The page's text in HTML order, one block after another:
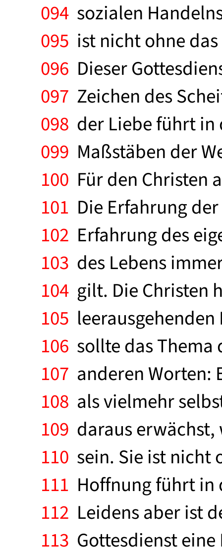
094 sozialen
095 ist nicht ohne
096 Dieser
097 Zeichen des
098 der Liebe führt in
099 Maßstäben der
100 Für den Christen
101 Die Erfahrung
102 Erfahrung des
103 des Lebens
104 gilt. Die Christen
105
106 sollte das Thema
107 anderen Worten:
108 als vielmehr
109 daraus erwächst,
110 sein. Sie ist nicht
111 Hoffnung führt in
112 Leidens aber ist
113 Gottesdienst